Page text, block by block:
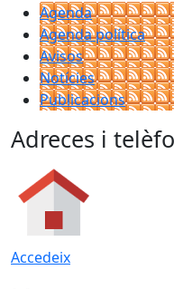
Agenda
Agenda política
Avisos
Notícies
Publicacions
Adreces i
Accedeix